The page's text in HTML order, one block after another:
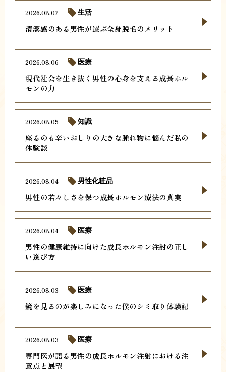
清潔感のある男性が選ぶ全身脱毛のメリット
2026.08.07 生活
現代社会を生き抜く男性の心身を支える成長ホル
モンの力
2026.08.06 医療
座るのも辛いおしりの大きな腫れ物に悩んだ私の
体験談
2026.08.05 知識
男性の若々しさを保つ成長ホルモン療法の真実
2026.08.04 男性化粧品
男性の健康維持に向けた成長ホルモン注射の正し
い選び方
2026.08.04 医療
鏡を見るのが楽しみになった僕のシミ取り体験記
2026.08.03 医療
専門医が語る男性の成長ホルモン注射における注
意点と展望
2026.08.03 医療